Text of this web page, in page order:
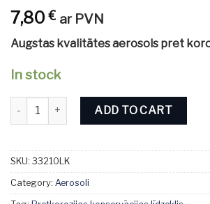
7,80€ ar PVN
Augstas kvalitātes aerosols pret
In stock
Divinol Profi Lube KWS quantity
ADD TO CART
SKU: 33210LK
Category: Aerosoli